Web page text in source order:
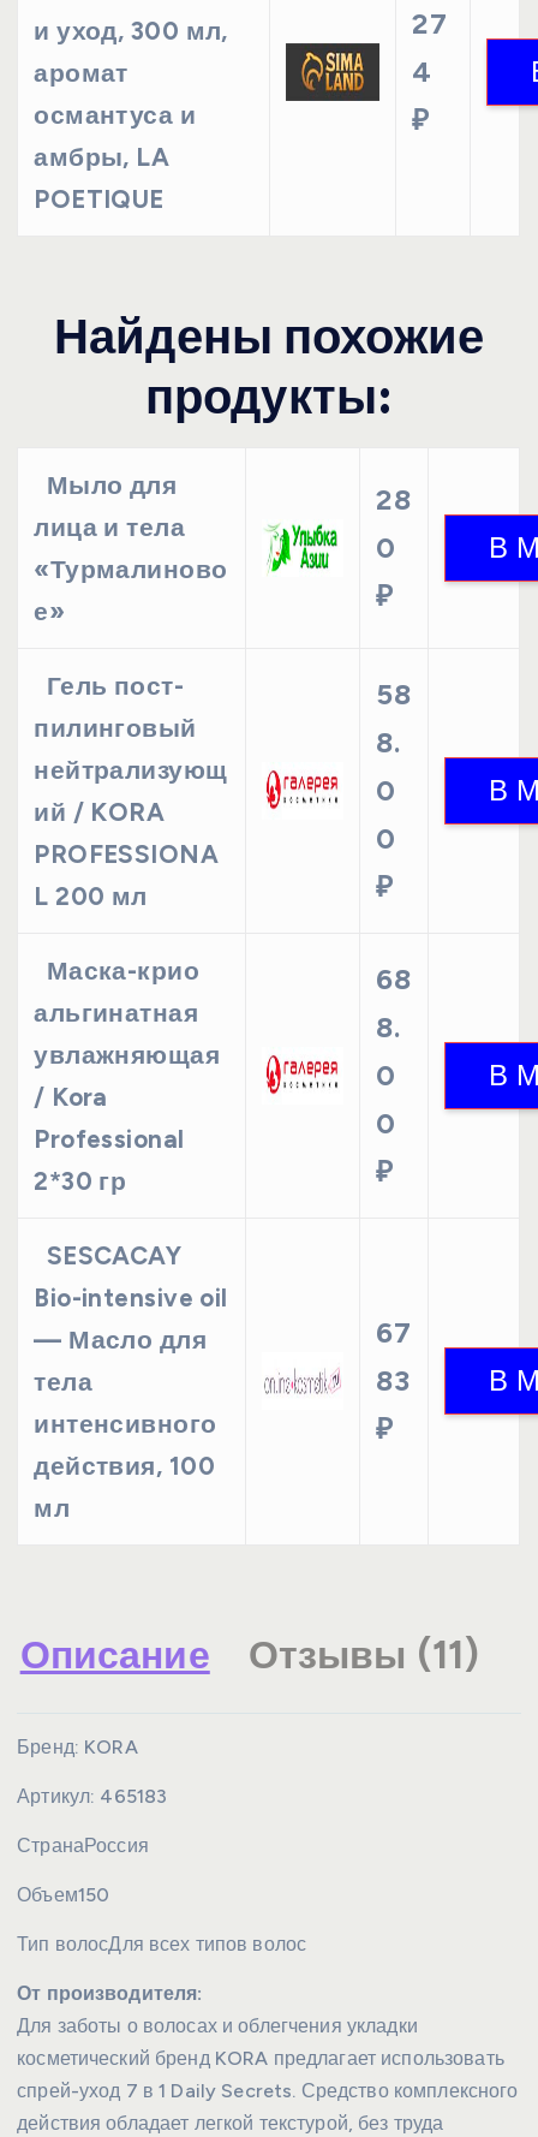
и уход, 300 мл,
аромат
османтуса и
амбры, LA
POETIQUE
27
4
₽
Найдены похожие
продукты:
Мыло для
лица и тела
«Турмалиново
е»
28
0
₽
Гель пост-
пилинговый
нейтрализующ
ий / KORA
PROFESSIONA
L 200 мл
58
8.
0
0
₽
Маска-крио
альгинатная
увлажняющая
/ Kora
Professional
2*30 гр
68
8.
0
0
₽
SESCACAY
Bio-intensive oil
— Масло для
тела
интенсивного
действия, 100
мл
67
83
₽
Описание Отзывы (11)
Бренд: KORA
Артикул: 465183
СтранаРоссия
Объем150
Тип волосДля всех типов волос
От производителя:
Для заботы о волосах и облегчения укладки
косметический бренд KORA предлагает использовать
спрей-уход 7 в 1 Daily Secrets. Средство комплексного
действия обладает легкой текстурой, без труда